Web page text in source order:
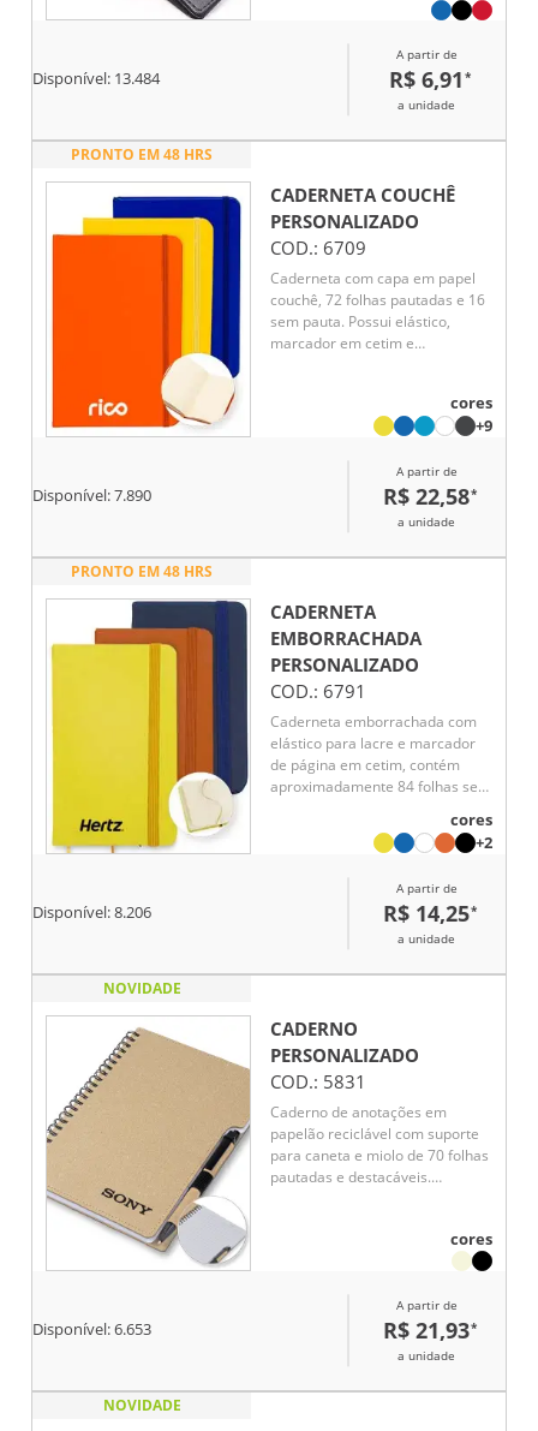
aproximadamente 30 folhas.
Disponível: 13.484
A partir de
R$ 6,91 *
a unidade
PRONTO EM 48 HRS
CADERNETA COUCHÊ
PERSONALIZADO
COD.: 6709
Caderneta com capa em papel
couchê, 72 folhas pautadas e 16
sem pauta. Possui elástico,
marcador em cetim e
cores
+9
Disponível:7.890
A partir de
R$ 22,58*
a unidade
PRONTO EM 48 HRS
CADERNETA
EMBORRACHADA
PERSONALIZADO
COD.: 6791
Caderneta emborrachada com
elástico para lacre e marcador
de página em cetim, contém
aproximadamente 84 folhas sem
cores
+2
Disponível:8.206
A partir de
R$ 14,25*
a unidade
NOVIDADE
CADERNO
PERSONALIZADO
COD.: 5831
Caderno de anotações em
papelão reciclável com suporte
para caneta e miolo de 70 folhas
pautadas e destacáveis.
cores
Disponível:6.653
A partir de
R$ 21,93*
a unidade
NOVIDADE